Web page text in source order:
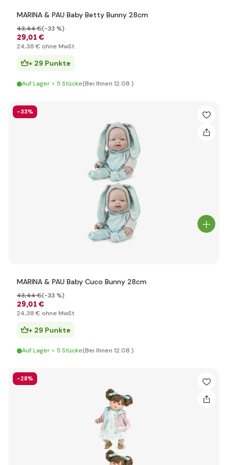
MARINA & PAU Baby Betty Bunny 28cm
29,01 €
43,44 €(-33 %)
24,38 € ohne MwSt
+ 29 Punkte
Auf Lager > 5 Stücke(Bei Ihnen 12.08.)
-33%
MARINA & PAU Baby Cuco Bunny 28cm
29,01 €
43,44 €(-33 %)
24,38 € ohne MwSt
+ 29 Punkte
Auf Lager > 5 Stücke(Bei Ihnen 12.08.)
-28%